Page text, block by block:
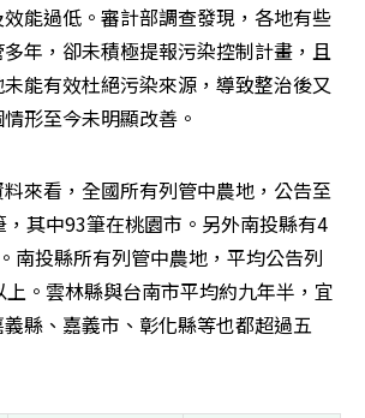
能過低。審計部調查發現，各地有些
年，卻未積極提報污染控制計畫，且
能有效杜絕污染來源，導致整治後又
形至今未明顯改善。
來看，全國所有列管中農地，公告至
其中93筆在桃園市。另外南投縣有4
南投縣所有列管中農地，平均公告列
。雲林縣與台南市平均約九年半，宜
縣、嘉義市、彰化縣等也都超過五